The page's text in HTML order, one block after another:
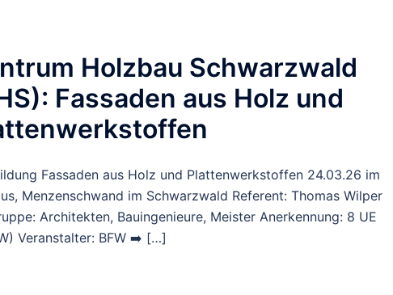
Holzbau Schwarzwald
Fassaden aus Holz und
Fassaden aus Holz und Plattenwerkstoffen 24.03.26 im
Menzenschwand im Schwarzwald Referent: Thomas Wilper
Architekten, Bauingenieure, Meister Anerkennung: 8 UE
Veranstalter: BFW ➡️ […]